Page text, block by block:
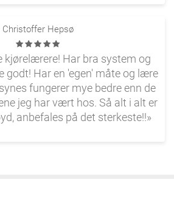
Christoffer Hepsø
kjørelærere! Har bra system og
godt! Har en 'egen' måte og lære
fungerer mye bedre enn de
jeg har vært hos. Så alt i alt er
anbefales på det sterkeste!!»